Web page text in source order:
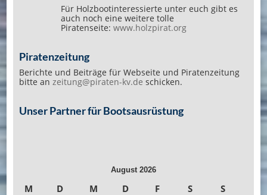
Für Holzbootinteressierte unter euch gibt es
auch noch eine weitere tolle
Piratenseite: www.holzpirat.org
Piratenzeitung
Berichte und Beiträge für Webseite und Piratenzeitung
bitte an zeitung@piraten-kv.de schicken.
Unser Partner für Bootsausrüstung
August 2026
M D M D F S S